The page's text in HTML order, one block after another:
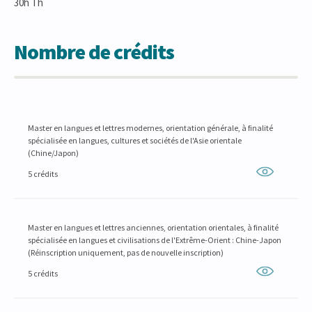
Nombre de crédits
Master en langues et lettres modernes, orientation générale, à finalité
spécialisée en langues, cultures et sociétés de l'Asie orientale
(Chine/Japon)
5 crédits
Master en langues et lettres anciennes, orientation orientales, à finalité
spécialisée en langues et civilisations de l'Extrême-Orient : Chine-Japon
(Réinscription uniquement, pas de nouvelle inscription)
5 crédits